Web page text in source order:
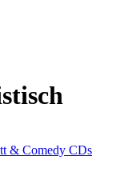
& Comedy CDs